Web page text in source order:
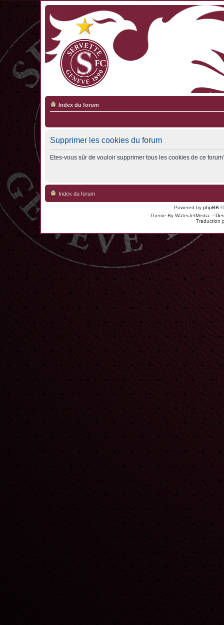
Index du forum
Supprimer les cookies du forum
Etes-vous sûr de vouloir supprimer tous les cookies de ce
Index du forum
Powered by phpBB
Theme By WaterJetMedia -
Traduction